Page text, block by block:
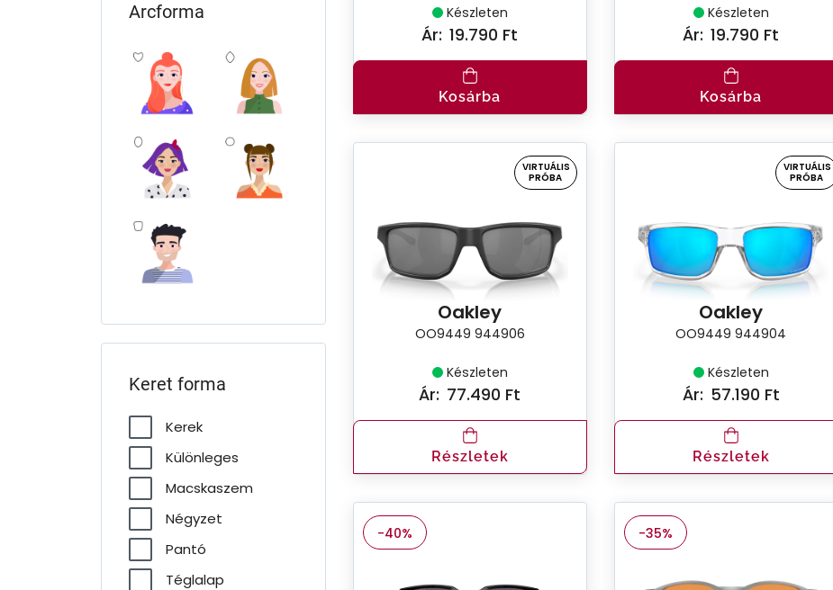
Arcforma
Keret forma
Kerek
Különleges
Macskaszem
Négyzet
Pantó
Téglalap
Készleten
Ár: 19.790 Ft
Kosárba
Készleten
Ár: 19.790 Ft
Kosárba
VIRTUÁLIS
PRÓBA
Oakley
OO9449 944906
Készleten
Ár: 77.490 Ft
Részletek
VIRTUÁLIS
PRÓBA
Oakley
OO9449 944904
Készleten
Ár: 57.190 Ft
Részletek
-40% -35%